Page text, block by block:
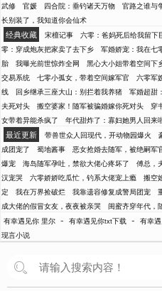
武修
官媛 四合院：垂钓诸天万物 官路之谁与
长别装了，我知道你会仙术
经典收藏 宋檀记事 六零：爸妈死后给我留下
零：穿成炮灰把家卖了去下乡
军婚娇宠：我在七
胎
我曝光前世惊炸全网 黑心大小姐带着空间下
交易系统
七零小孤女，带着空间嫁军官 六零军
线
回乡继承三座大山：别拦着我养猪 军婚超甜
夫死对头
搬空婆家！随军被骗婚嫁你死对头 穿
女带着异能杀疯了
年代甜炸了：寡妇她男人回来
最近更新 带兽世众人回现代，开动物园爆火
成团宠了
蜀地酱事 恶女抢婚去随军，被绝嗣军
爆宠
海岛随军孕吐，禁欲大佬心疼坏了 傅总，
汉宠哭
六零娇娇吃瓜忙，钓系大佬宠上瘾 搬空
定
我在万界捡破烂 我靠遗容修复成警局团宠
成大佬的假冒女友，夜夜被亲哭
闺蜜齐穿年代，
有幸遇见你 里尔 - 有幸遇见你txt下载 - 有幸
现言小说